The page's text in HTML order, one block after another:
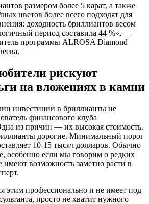
размером более 5 карат, а также
цветов более всего подходят для
доходность бриллиантов весом
период составила 44 %», —
программы ALROSA Diamond
рискуют
на вложениях в камни
инвестиции в бриллианты не
финансового клуба
из причин — их высокая стоимость.
дорогие. Минимальный порог
10-15 тысяч долларов. Обычно
особенно если мы говорим о редких
имеют возможность заметно расти в
этим профессионально и не имеет под
просто не хватит нужного